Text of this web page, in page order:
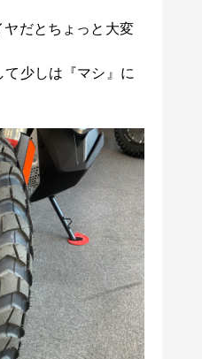
だとちょっと大変
少しは『マシ』に